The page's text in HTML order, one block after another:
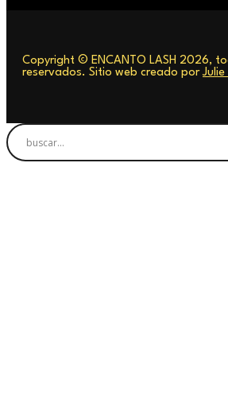
Copyright © ENCANTO LASH 2026,
reservados. Sitio web creado por